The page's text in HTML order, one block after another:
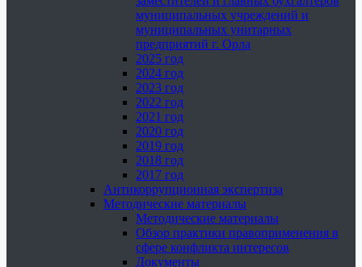
муниципальных учреждений и
муниципальных унитарных
предприятий г. Орла
2025 год
2024 год
2023 год
2022 год
2021 год
2020 год
2019 год
2018 год
2017 год
Антикоррупционная экспертиза
Методические материалы
Методические материалы
Обзор практики правоприменения в
сфере конфликта интересов
Документы